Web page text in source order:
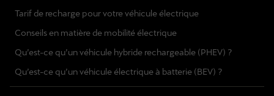
Tarif de recharge pour votre véhicule électrique
Conseils en matière de mobilité électrique
Qu’est-ce qu’un véhicule hybride rechargeable (PHEV) ?
Qu’est-ce qu’un véhicule électrique à batterie (BEV) ?